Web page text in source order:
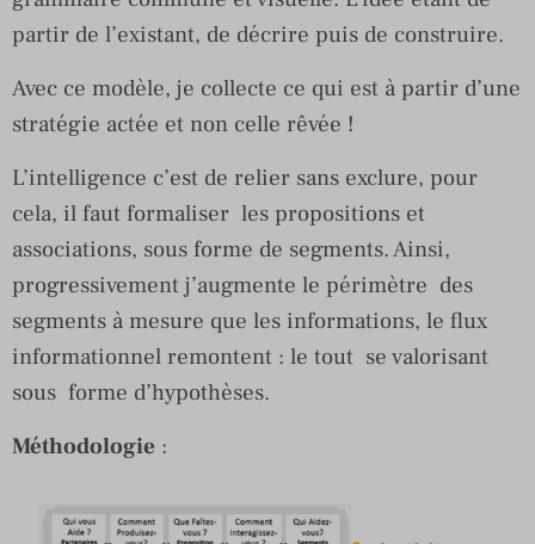
partir de l’existant, de décrire puis de construire.
Avec ce modèle, je collecte ce qui est à partir d’une
stratégie actée et non celle rêvée !
L’intelligence c’est de relier sans exclure, pour
cela, il faut formaliser les propositions et
associations, sous forme de segments. Ainsi,
progressivement j’augmente le périmètre des
segments à mesure que les informations, le flux
informationnel remontent : le tout se valorisant
sous forme d’hypothèses.
Méthodologie :